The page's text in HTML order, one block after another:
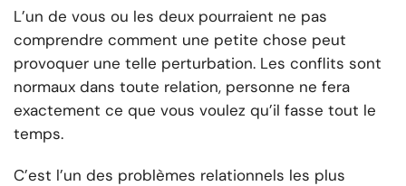
L’un de vous ou les deux pourraient ne pas
comprendre comment une petite chose peut
provoquer une telle perturbation. Les conflits sont
normaux dans toute relation, personne ne fera
exactement ce que vous voulez qu’il fasse tout le
temps.
C’est l’un des problèmes relationnels les plus